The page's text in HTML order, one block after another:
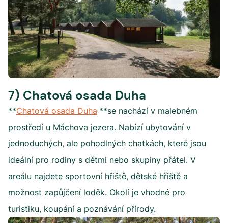
7) Chatová osada Duha
**Chatová osada Duha **se nachází v malebném
prostředí u Máchova jezera. Nabízí ubytování v
jednoduchých, ale pohodlných chatkách, které jsou
ideální pro rodiny s dětmi nebo skupiny přátel. V
areálu najdete sportovní hřiště, dětské hřiště a
možnost zapůjčení loděk. Okolí je vhodné pro
turistiku, koupání a poznávání přírody.